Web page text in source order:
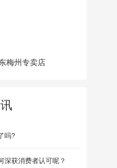
梅州专卖店
吗?
深获消费者认可呢？